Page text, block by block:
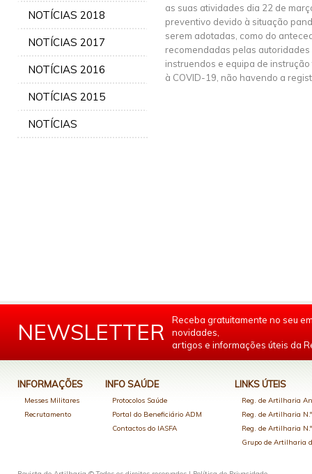
NOTÍCIAS 2018
NOTÍCIAS 2017
NOTÍCIAS 2016
NOTÍCIAS 2015
NOTÍCIAS
as suas atividades dia 22 de
preventivo devido à situação
serem adotadas, como do
recomendadas pelas
instruendos e equipa de
à COVID-19, não havendo a
NEWSLETTER
Receba gratuitamente no seu
novidades,
artigos e informações úteis da
INFORMAÇÕES
Messes Militares
Recrutamento
INFO SAÚDE
Protocolos Saúde
Portal do Beneficiário ADM
Contactos do IASFA
LINKS ÚTEIS
Reg. de Artilharia
Reg. de Artilharia
Reg. de Artilharia
Grupo de Artilharia